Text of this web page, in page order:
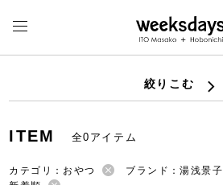
絞りこむ
ITEM 全0アイテム
カテゴリ：おやつ ブランド：湯浅景子